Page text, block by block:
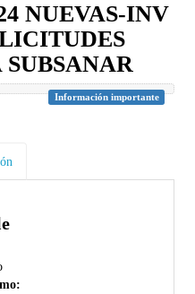
NUEVAS-INV
SUBSANAR
Información importante